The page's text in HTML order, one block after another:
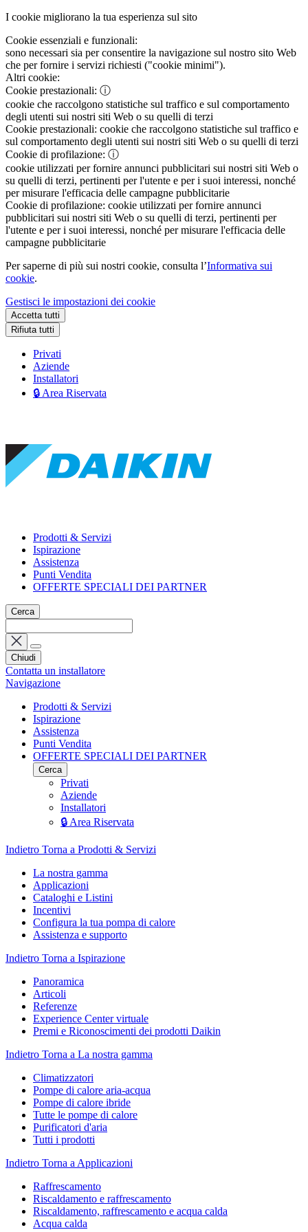
I cookie migliorano la tua esperienza sul sito
Cookie essenziali e funzionali:
sono necessari sia per consentire la navigazione sul nostro sito Web
che per fornire i servizi richiesti ("cookie minimi").
Altri cookie:
Cookie prestazionali: ⓘ
cookie che raccolgono statistiche sul traffico e sul comportamento
degli utenti sui nostri siti Web o su quelli di terzi
Cookie prestazionali: cookie che raccolgono statistiche sul traffico e
sul comportamento degli utenti sui nostri siti Web o su quelli di terzi
Cookie di profilazione: ⓘ
cookie utilizzati per fornire annunci pubblicitari sui nostri siti Web o
su quelli di terzi, pertinenti per l'utente e per i suoi interessi, nonché
per misurare l'efficacia delle campagne pubblicitarie
Cookie di profilazione: cookie utilizzati per fornire annunci
pubblicitari sui nostri siti Web o su quelli di terzi, pertinenti per
l'utente e per i suoi interessi, nonché per misurare l'efficacia delle
campagne pubblicitarie
Per saperne di più sui nostri cookie, consulta l’Informativa sui
cookie.
Gestisci le impostazioni dei cookie
Accetta tutti
Rifiuta tutti
Privati
Aziende
Installatori
🔒 Area Riservata
Prodotti & Servizi
Ispirazione
Assistenza
Punti Vendita
OFFERTE SPECIALI DEI PARTNER
Cerca
Chiudi
Contatta un installatore
Navigazione
Prodotti & Servizi
Ispirazione
Assistenza
Punti Vendita
OFFERTE SPECIALI DEI PARTNER
Cerca
Privati
Aziende
Installatori
🔒 Area Riservata
Indietro Torna a Prodotti & Servizi
La nostra gamma
Applicazioni
Cataloghi e Listini
Incentivi
Configura la tua pompa di calore
Assistenza e supporto
Indietro Torna a Ispirazione
Panoramica
Articoli
Referenze
Experience Center virtuale
Premi e Riconoscimenti dei prodotti Daikin
Indietro Torna a La nostra gamma
Climatizzatori
Pompe di calore aria-acqua
Pompe di calore ibride
Tutte le pompe di calore
Purificatori d'aria
Tutti i prodotti
Indietro Torna a Applicazioni
Raffrescamento
Riscaldamento e raffrescamento
Riscaldamento, raffrescamento e acqua calda
Acqua calda